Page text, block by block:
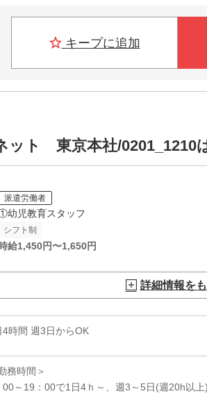
キープに追加
ット 東京本社/0201_1210
派遣労働者
幼児教育スタッフ
シフト制
給1,450円〜1,650円
詳細情報を
4時間 週3日からOK
務時間＞
00～19：00で1日4ｈ～、週3～5日(週20h以上)